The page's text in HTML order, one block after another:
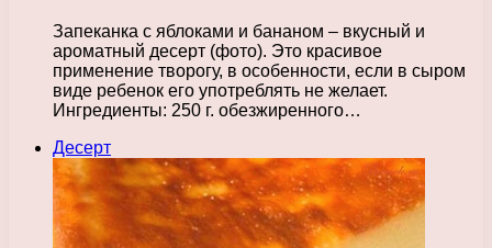
Запеканка с яблоками и бананом – вкусный и
ароматный десерт (фото). Это красивое
применение творогу, в особенности, если в сыром
виде ребенок его употреблять не желает.
Ингредиенты: 250 г. обезжиренного…
Десерт